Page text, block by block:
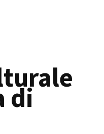
di